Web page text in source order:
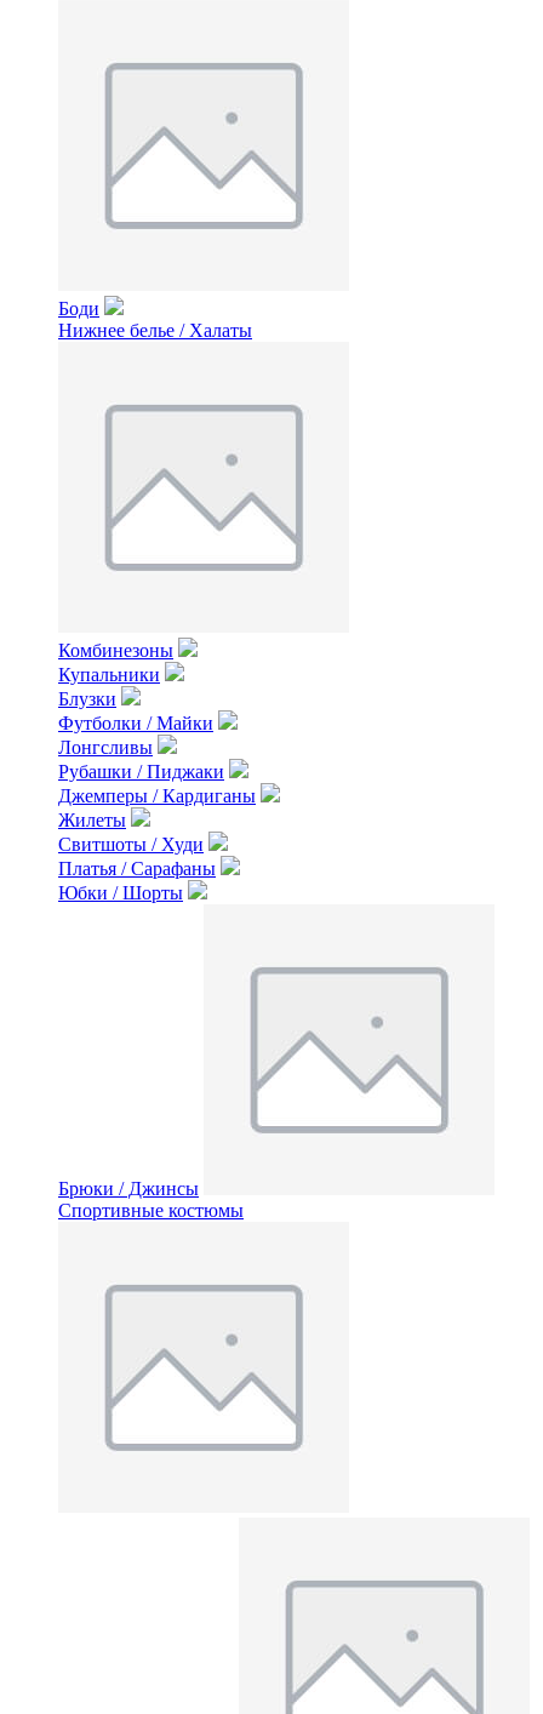
Боди
Нижнее белье / Халаты
Комбинезоны
Купальники
Блузки
Футболки / Майки
Лонгсливы
Рубашки / Пиджаки
Джемперы / Кардиганы
Жилеты
Свитшоты / Худи
Платья / Сарафаны
Юбки / Шорты
Брюки / Джинсы
Спортивные костюмы